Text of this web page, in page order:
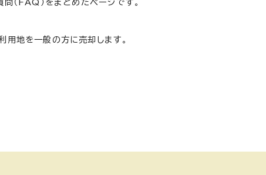
（FAQ）をまとめたページです。
地を一般の方に売却します。